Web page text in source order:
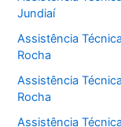
Jundiaí
Assistência
Rocha
Assistência
Rocha
Assistência